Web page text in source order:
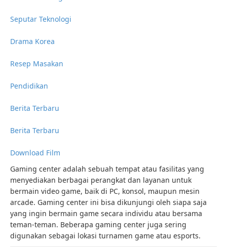
Seputar Teknologi
Drama Korea
Resep Masakan
Pendidikan
Berita Terbaru
Berita Terbaru
Download Film
Gaming center adalah sebuah tempat atau fasilitas yang
menyediakan berbagai perangkat dan layanan untuk
bermain video game, baik di PC, konsol, maupun mesin
arcade. Gaming center ini bisa dikunjungi oleh siapa saja
yang ingin bermain game secara individu atau bersama
teman-teman. Beberapa gaming center juga sering
digunakan sebagai lokasi turnamen game atau esports.